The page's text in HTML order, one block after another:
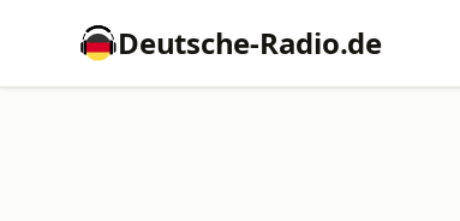
Deutsche-Radio.de